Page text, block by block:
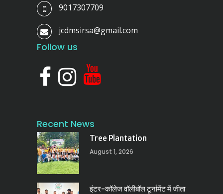
9017307709
jcdmsirsa@gmail.com
Follow us
Recent News
Tree Plantation
August 1, 2026
इंटर-कॉलेज वॉलीबॉल टूर्नामेंट में जीता